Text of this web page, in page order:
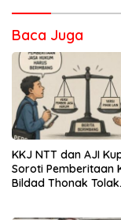
Baca Juga
KKJ NTT dan AJI
Soroti Pemberitaan
Bildad Thonak Tolak